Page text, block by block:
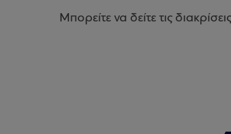
Μπορείτε να δείτε τις